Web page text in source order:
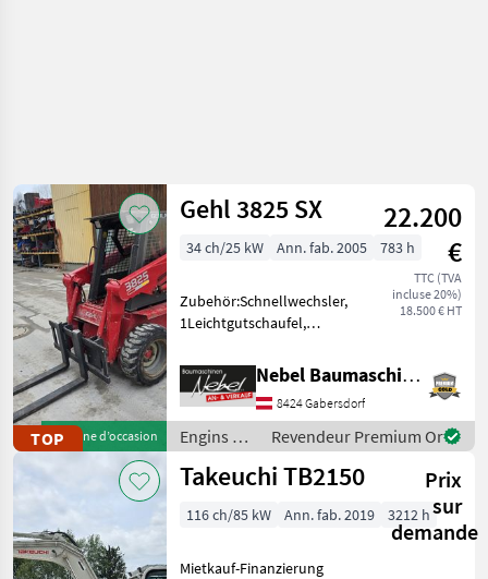
TOPMachine d’occasion
Gehl 3825 SX
22.200
€
TTC (TVA
incluse 20%)
18.500 € HT
34 ch/25 kW Ann. fab. 2005 783 h
Zubehör:Schnellwechsler,
1Leichtgutschaufel,
1Palettengabel,
1Reserverad,
Breite:1450mm.Gewicht:1800kg.
Engins de chantier
Chargeuses compactes
Nebel Baumaschinen
8424 Gabersdorf
Engins de
chantier /
Gehl
Revendeur Premium Or
Takeuchi TB2150
Prix
sur
demande
116 ch/85 kW Ann. fab. 2019 3212 h
Mietkauf-Finanzierung